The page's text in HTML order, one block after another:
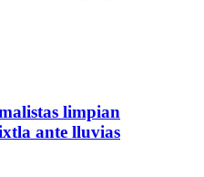
limpian
ante lluvias